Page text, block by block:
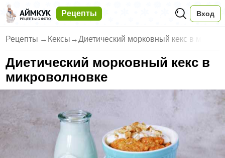
Рецепты Вход
Рецепты → Кексы →Диетический морковный кекс в м
Диетический морковный кекс в
микроволновке